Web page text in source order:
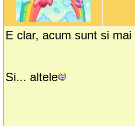
E clar, acum sunt si
Si... altele